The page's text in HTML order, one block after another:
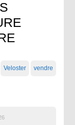
Veloster vendre